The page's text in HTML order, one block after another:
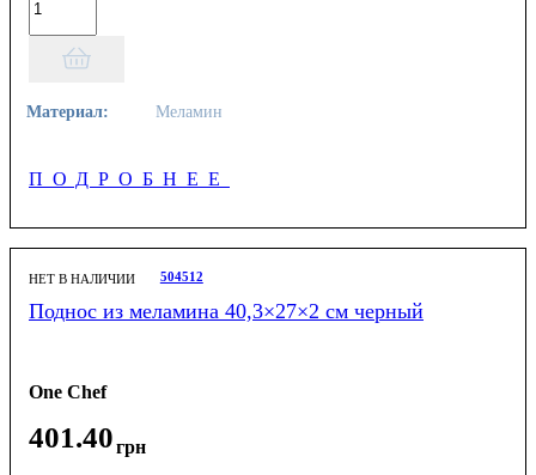
Материал: Меламин
ПОДРОБНЕЕ
НЕТ В НАЛИЧИИ 504512
Поднос из меламина 40,3×27×2 см черный
One Chef
401.40грн